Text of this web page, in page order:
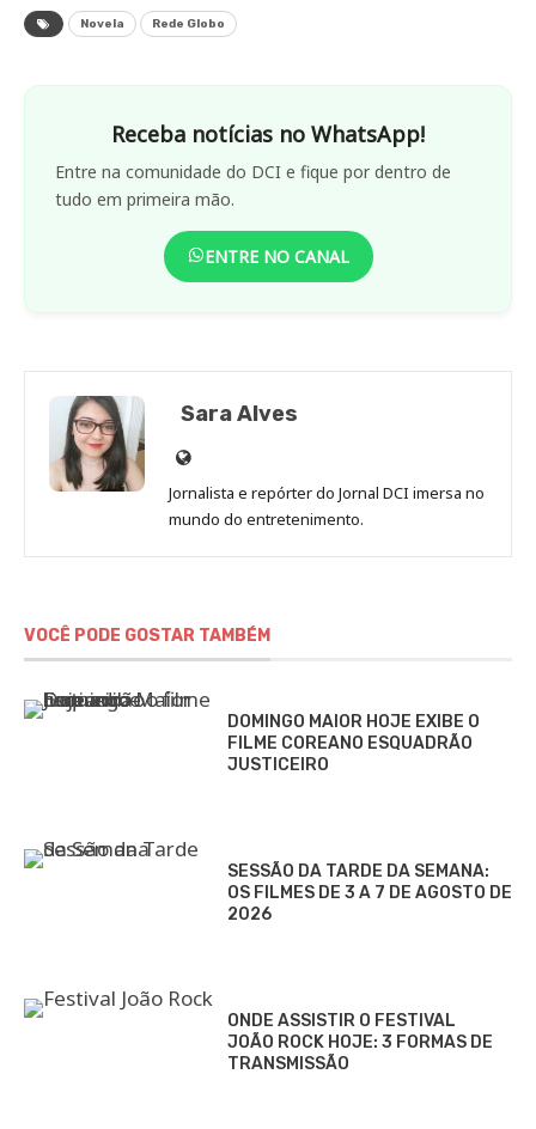
Novela Rede Globo
Receba notícias no WhatsApp!
Entre na comunidade do DCI e fique por dentro de
tudo em primeira mão.
ENTRE NO CANAL
Sara Alves
Site
de
Sara
Jornalista e repórter do Jornal DCI imersa no
mundo do entretenimento.
VOCÊ PODE GOSTAR TAMBÉM
DOMINGO MAIOR HOJE EXIBE O
FILME COREANO ESQUADRÃO
JUSTICEIRO
SESSÃO DA TARDE DA SEMANA:
OS FILMES DE 3 A 7 DE AGOSTO DE
2026
ONDE ASSISTIR O FESTIVAL
JOÃO ROCK HOJE: 3 FORMAS DE
TRANSMISSÃO